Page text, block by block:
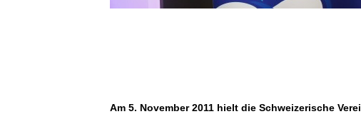
Am 5. November 2011 hielt die Schweizerische